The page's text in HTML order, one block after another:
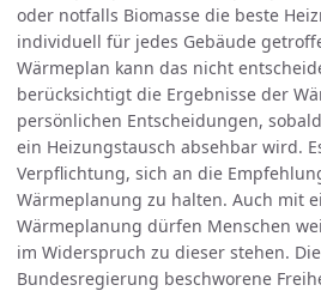
oder notfalls Biomasse die beste
individuell für jedes Gebäude
Wärmeplan kann das nicht
berücksichtigt die Ergebnisse der
persönlichen Entscheidungen,
ein Heizungstausch absehbar wird.
Verpflichtung, sich an die
Wärmeplanung zu halten. Auch mit
Wärmeplanung dürfen Menschen
im Widerspruch zu dieser stehen.
Bundesregierung beschworene